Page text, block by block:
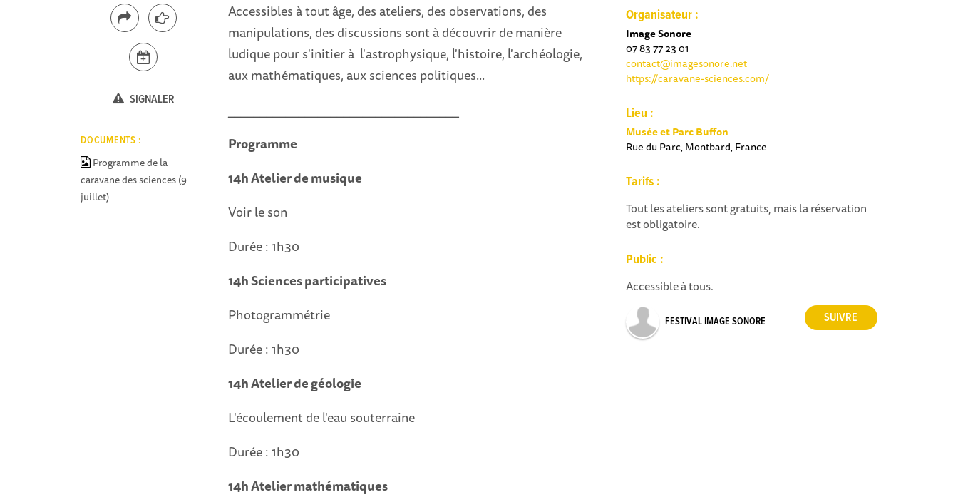
Accessibles à tout âge, des ateliers, des observations, des
manipulations, des discussions sont à découvrir de manière
ludique pour s'initier à l'astrophysique, l'histoire, l'archéologie,
aux mathématiques, aux sciences politiques...
Programme
14h Atelier de musique
Voir le son
Durée : 1h30
14h Sciences participatives
Photogrammétrie
Durée : 1h30
14h Atelier de géologie
L'écoulement de l'eau souterraine
Durée : 1h30
14h Atelier mathématiques
Organisateur :
Image Sonore
07 83 77 23 01
contact@imagesonore.net
https://caravane-sciences.com/
Lieu :
Musée et Parc Buffon
Rue du Parc, Montbard, France
Tarifs :
Tout les ateliers sont gratuits, mais la réservation
est obligatoire.
Public :
Accessible à tous.
FESTIVAL IMAGE SONORE
SIGNALER
DOCUMENTS :
Programme de la
caravane des sciences (9
juillet)